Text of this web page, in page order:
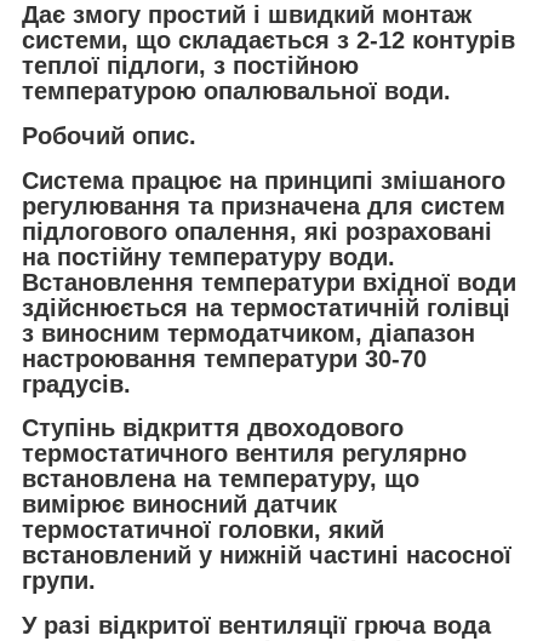
Дає змогу простий і швидкий монтаж
системи, що складається з 2-12 контурів
теплої підлоги, з постійною
температурою опалювальної води.
Робочий опис.
Система працює на принципі змішаного
регулювання та призначена для систем
підлогового опалення, які розраховані
на постійну температуру води.
Встановлення температури вхідної води
здійснюється на термостатичній голівці
з виносним термодатчиком, діапазон
настроювання температури 30-70
градусів.
Ступінь відкриття двоходового
термостатичного вентиля регулярно
встановлена на температуру, що
вимірює виносний датчик
термостатичної головки, який
встановлений у нижній частині насосної
групи.
У разі відкритої вентиляції грюча вода